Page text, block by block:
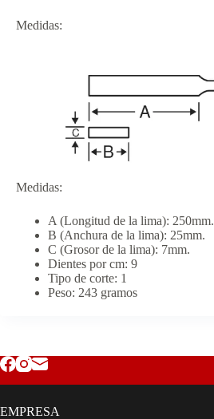
Medidas:
Medidas:
A (Longitud de la lima): 250mm.
B (Anchura de la lima): 25mm.
C (Grosor de la lima): 7mm.
Dientes por cm: 9
Tipo de corte: 1
Peso: 243 gramos
EMPRESA